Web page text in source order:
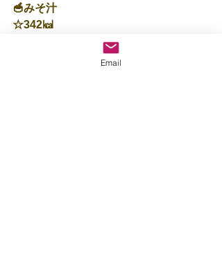
🥣みそ汁
☆342㎉
Email